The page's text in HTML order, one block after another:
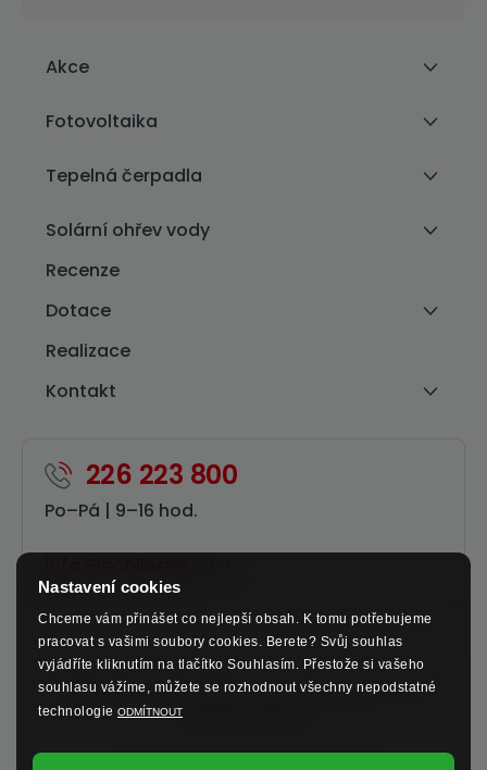
Nastavení cookies
Chceme vám přinášet co nejlepší obsah. K tomu potřebujeme
pracovat s vašimi soubory cookies. Berete? Svůj souhlas
vyjádříte kliknutím na tlačítko Souhlasím. Přestože si vašeho
souhlasu vážíme, můžete se rozhodnout všechny nepodstatné
technologie ODMÍTNOUT
Akce
Fotovoltaika
Tepelná čerpadla
Solární ohřev vody
Recenze
Dotace
Realizace
Kontakt
226 223 800
Po–⁠Pá | 9–⁠16 hod.
Sledujte nás na sociálních sítích a nenechte si ujít
výhodné nabídky.